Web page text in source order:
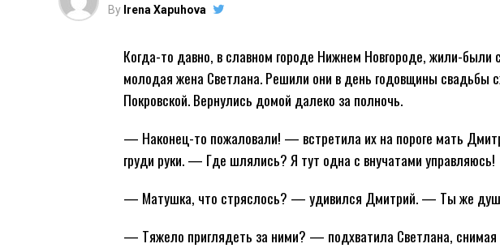
By Irena Xapuhova
Когда-то давно, в славном городе Нижнем Новгороде, жили-
молодая жена Светлана. Решили они в день годовщины свадьбы
Покровской. Вернулись домой далеко за полночь.
— Наконец-то пожаловали! — встретила их на пороге мать
груди руки. — Где шлялись? Я тут одна с внучатами управляюсь!
— Матушка, что стряслось? — удивился Дмитрий. — Ты же
— Тяжело приглядеть за ними? — подхватила Светлана,